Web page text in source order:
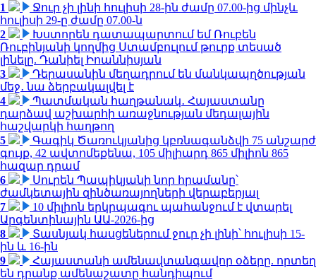
1
Ջուր չի լինի հուլիսի 28-ին ժամը 07.00-ից մինչև
հուլիսի 29-ը ժամը 07.00-ն
2
Խստորեն դատապարտում եմ Ռուբեն
Ռուբինյանի կողմից Ստամբուլում թուրք տեսած
լինելը. Դանիել Իոաննիսյան
3
Դերասանին մեղադրում են մանկապղծության
մեջ․ նա ձերբակալվել է
4
Պատմական հաղթանակ․ Հայաստանը
դարձավ աշխարհի առաջնության մեդալային
հաշվարկի հաղթող
5
Գագիկ Ծառուկյանից կբռնագանձվի 75 անշարժ
գույք, 42 ավտոմեքենա, 105 միլիարդ 865 միլիոն 865
հազար դրամ
6
Սուրեն Պապիկյանի նոր հրամանը՝
ժամկետային զինծառայողների վերաբերյալ
7
10 միլիոն երկրպագու պահանջում է վտարել
Արգենտինային ԱԱ-2026-ից
8
Տասնյակ հասցեներում ջուր չի լինի՝ հուլիսի 15-
ին և 16-ին
9
Հայաստանի ամենավտանգավոր օձերը. որտեղ
են դրանք ամենաշատը հանդիպում